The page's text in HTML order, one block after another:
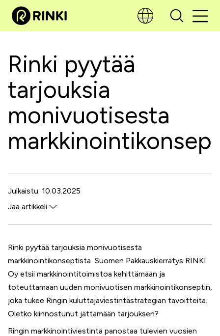
Rinki pyytää
tarjouksia
monivuotisesta
Julkaistu: 10.03.2025
Jaa artikkeli
Facebook
WhatsApp
LinkedIn
Rinki pyytää tarjouksia monivuotisesta
markkinointikonseptista Suomen Pakkauskierrätys RINKI
Oy etsii markkinointitoimistoa kehittämään ja
toteuttamaan uuden monivuotisen markkinointikonseptin,
joka tukee Ringin kuluttajaviestintästrategian tavoitteita.
Oletko kiinnostunut jättämään tarjouksen?
Ringin markkinointiviestintä panostaa tulevien vuosien